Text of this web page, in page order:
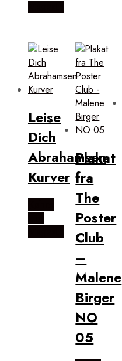
Leise
Dich
Abrahamsen
Kurver
Plakat
fra
The
Poster
Club
–
Malene
Birger
NO
05